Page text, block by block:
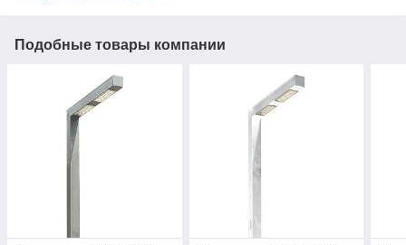
Подобные товары компании